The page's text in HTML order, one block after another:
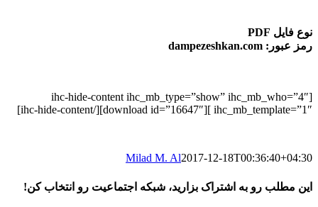
نوع فایل PDF
رمز عبور: dampezeshkan.com
[ihc-hide-content ihc_mb_type=”show” ihc_mb_who=”4″
ihc_mb_template=”1″ ][download id=”16647″][/ihc-hide-content]
Milad M. Al2017-12-18T00:36:40+04:30
این مطلب رو به اشتراک بزارید، شبکه اجتماعیت رو انتخاب کن!